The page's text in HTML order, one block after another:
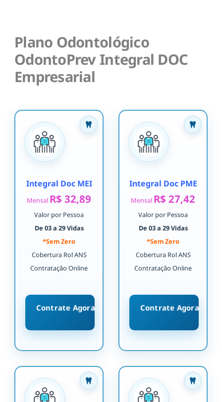
Plano Odontológico
OdontoPrev Integral DOC
Empresarial
Integral Doc MEI
Mensal R$ 32,89
Valor por Pessoa
De 03 a 29 Vidas
*Sem Zero
Cobertura Rol ANS
Contratação Online
Contrate Agora
Integral Doc PME
Mensal R$ 27,42
Valor por Pessoa
De 03 a 29 Vidas
*Sem Zero
Cobertura Rol ANS
Contratação Online
Contrate Agora